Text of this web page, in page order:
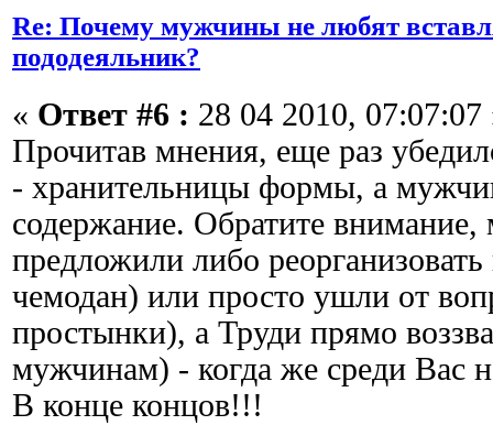
Re: Почему мужчины не любят
пододеяльник?
« Ответ #6 : 28 04 2010, 07:07:07
Прочитав мнения, еще раз
- хранительницы формы, а
содержание. Обратите
предложили либо
чемодан) или просто ушли от
простынки), а Труди прямо
мужчинам) - когда же среди Вас
В конце концов!!!